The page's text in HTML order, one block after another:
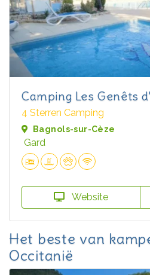
Camping Les Genêts
4 Sterren Camping
Bagnols-sur-Cèze
Gard
Website
Het beste van
Occitanië